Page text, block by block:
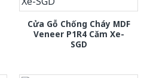
Cửa Gỗ Chống Cháy MDF
Veneer P1R4 Căm Xe-
SGD